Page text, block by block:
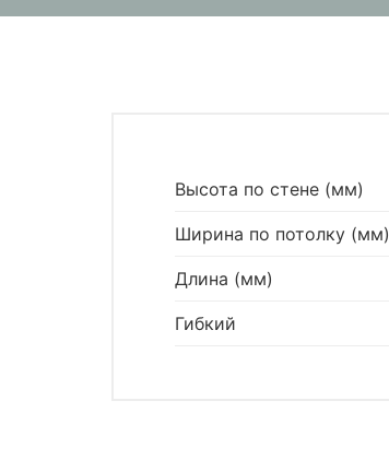
Высота по стене (мм)
Ширина по потолку (мм)
Длина (мм)
Гибкий